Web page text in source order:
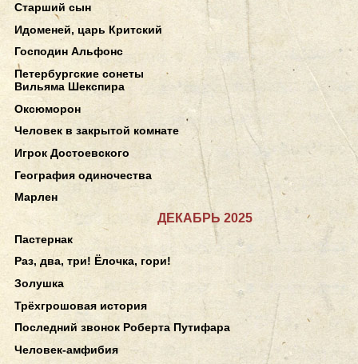
Старший сын
Идоменей, царь Критский
Господин Альфонс
Петербургские сонеты
Вильяма Шекспира
Оксюморон
Человек в закрытой комнате
Игрок Достоевского
География одиночества
Марлен
ДЕКАБРЬ 2025
Пастернак
Раз, два, три! Ёлочка, гори!
Золушка
Трёхгрошовая история
Последний звонок Роберта Путифара
Человек-амфибия